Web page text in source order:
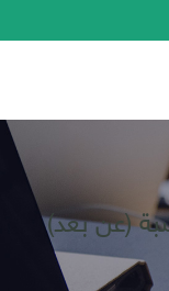
(عن بعد)